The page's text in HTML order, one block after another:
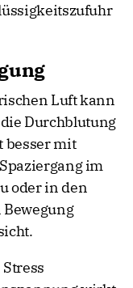
Luft kann
Durchblutung
besser mit
im
oder in den